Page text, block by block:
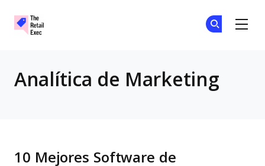
Analítica de Marketing
10 Mejores Software de